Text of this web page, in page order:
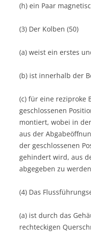
(h) ein Paar
(3) Der Kolben (50)
(a) weist ein erstes
(b) ist innerhalb der
(c) für eine reziproke
geschlossenen
montiert, wobei in
aus der
der geschlossenen
gehindert wird, aus
abgegeben zu
(4) Das
(a) ist durch das
rechteckigen